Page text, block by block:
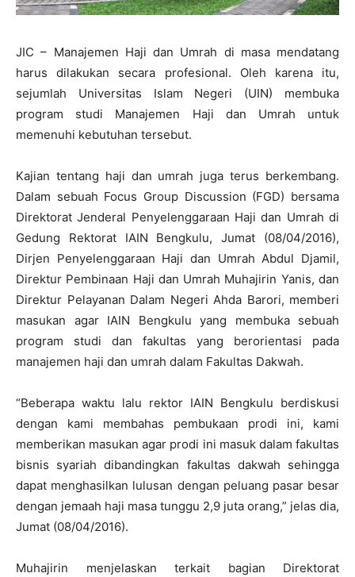
JIC – Manajemen Haji dan Umrah di masa mendatang
harus dilakukan secara profesional. Oleh karena itu,
sejumlah Universitas Islam Negeri (UIN) membuka
program studi Manajemen Haji dan Umrah untuk
memenuhi kebutuhan tersebut.
Kajian tentang haji dan umrah juga terus berkembang.
Dalam sebuah Focus Group Discussion (FGD) bersama
Direktorat Jenderal Penyelenggaraan Haji dan Umrah di
Gedung Rektorat IAIN Bengkulu, Jumat (08/04/2016),
Dirjen Penyelenggaraan Haji dan Umrah Abdul Djamil,
Direktur Pembinaan Haji dan Umrah Muhajirin Yanis, dan
Direktur Pelayanan Dalam Negeri Ahda Barori, memberi
masukan agar IAIN Bengkulu yang membuka sebuah
program studi dan fakultas yang berorientasi pada
manajemen haji dan umrah dalam Fakultas Dakwah.
“Beberapa waktu lalu rektor IAIN Bengkulu berdiskusi
dengan kami membahas pembukaan prodi ini, kami
memberikan masukan agar prodi ini masuk dalam fakultas
bisnis syariah dibandingkan fakultas dakwah sehingga
dapat menghasilkan lulusan dengan peluang pasar besar
dengan jemaah haji masa tunggu 2,9 juta orang,” jelas dia,
Jumat (08/04/2016).
Muhajirin menjelaskan terkait bagian Direktorat